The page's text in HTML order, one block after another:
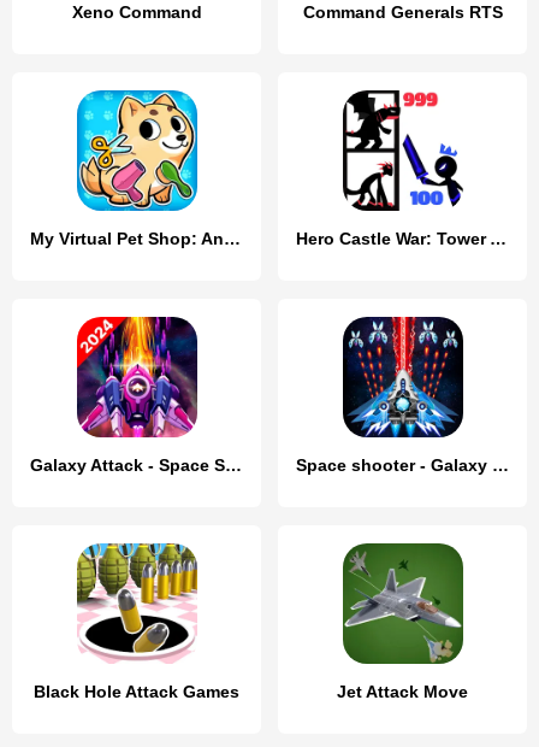
Xeno Command Command Generals RTS
My Virtual Pet Shop: Animals Hero Castle War: Tower Attack
Galaxy Attack - Space Shooter Space shooter - Galaxy attack
Black Hole Attack Games Jet Attack Move